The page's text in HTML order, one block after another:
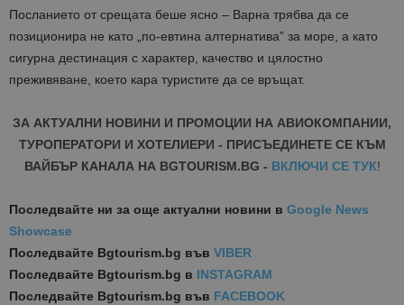
Посланието от срещата беше ясно – Варна трябва да се
позиционира не като „по-евтина алтернатива” за море, а като
сигурна дестинация с характер, качество и цялостно
преживяване, което кара туристите да се връщат.
ЗА АКТУАЛНИ НОВИНИ И ПРОМОЦИИ НА АВИОКОМПАНИИ,
ТУРОПЕРАТОРИ И ХОТЕЛИЕРИ - ПРИСЪЕДИНЕТЕ СЕ КЪМ
ВАЙБЪР КАНАЛА НА BGTOURISM.BG - ВКЛЮЧИ СЕ ТУК!
Последвайте ни за още актуални новини в Google News
Showcase
Последвайте Bgtourism.bg във VIBER
Последвайте Bgtourism.bg в INSTAGRAM
Последвайте Bgtourism.bg във FACEBOOK